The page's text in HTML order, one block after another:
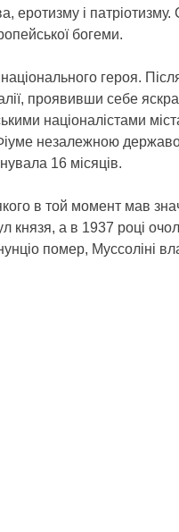
еротизму і
богеми.
героя.
проявивши себе
націоналістами
незалежною
16 місяців.
в той момент мав
князя, а в 1937 році
помер, Муссоліні